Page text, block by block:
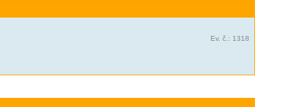
Ev. č.: 1318